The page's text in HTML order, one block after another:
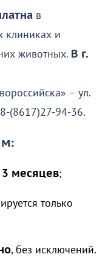
в
клиниках и
животных. В г.
– ул.
(8617)27-94-36.
3 месяцев;
только
, без исключений.